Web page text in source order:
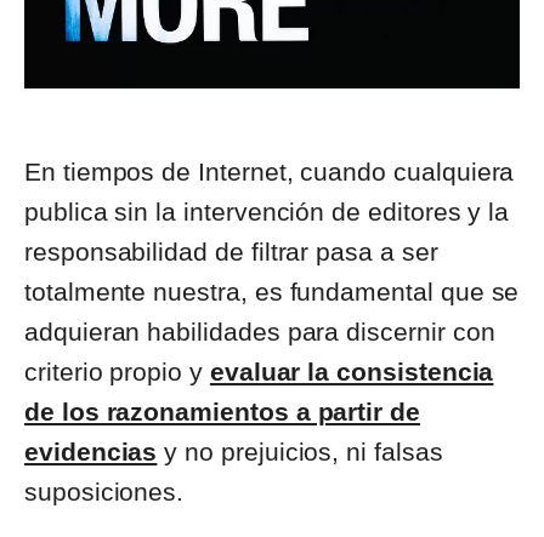
En tiempos de Internet, cuando cualquiera
publica sin la intervención de editores y la
responsabilidad de filtrar pasa a ser
totalmente nuestra, es fundamental que se
adquieran habilidades para discernir con
criterio propio y evaluar la consistencia
de los razonamientos a partir de
evidencias y no prejuicios, ni falsas
suposiciones.